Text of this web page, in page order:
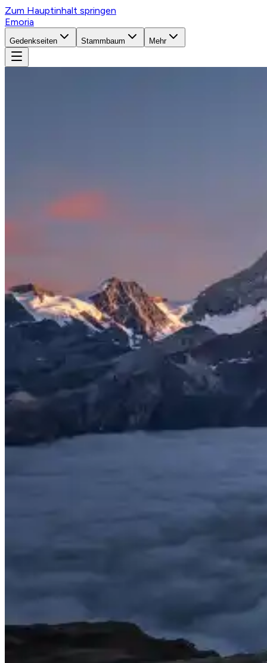
Zum Hauptinhalt springen
Emoria
Gedenkseiten Stammbaum Mehr